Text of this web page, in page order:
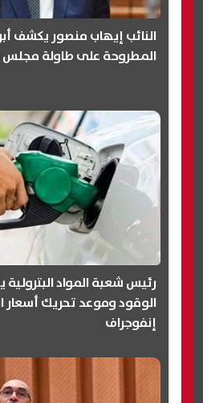
النائب إيهاب منصور يكشف
المطروحة على طاولة مجلس
رئيس شعبة المواد
الوقود وموعد تحريك أسعار
إنفوجراف